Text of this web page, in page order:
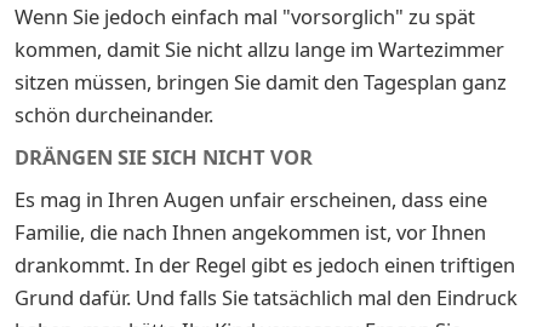
Wenn Sie jedoch einfach mal "vorsorglich" zu spät
kommen, damit Sie nicht allzu lange im Wartezimmer
sitzen müssen, bringen Sie damit den Tagesplan ganz
schön durcheinander.
DRÄNGEN SIE SICH NICHT VOR
Es mag in Ihren Augen unfair erscheinen, dass eine
Familie, die nach Ihnen angekommen ist, vor Ihnen
drankommt. In der Regel gibt es jedoch einen triftigen
Grund dafür. Und falls Sie tatsächlich mal den Eindruck